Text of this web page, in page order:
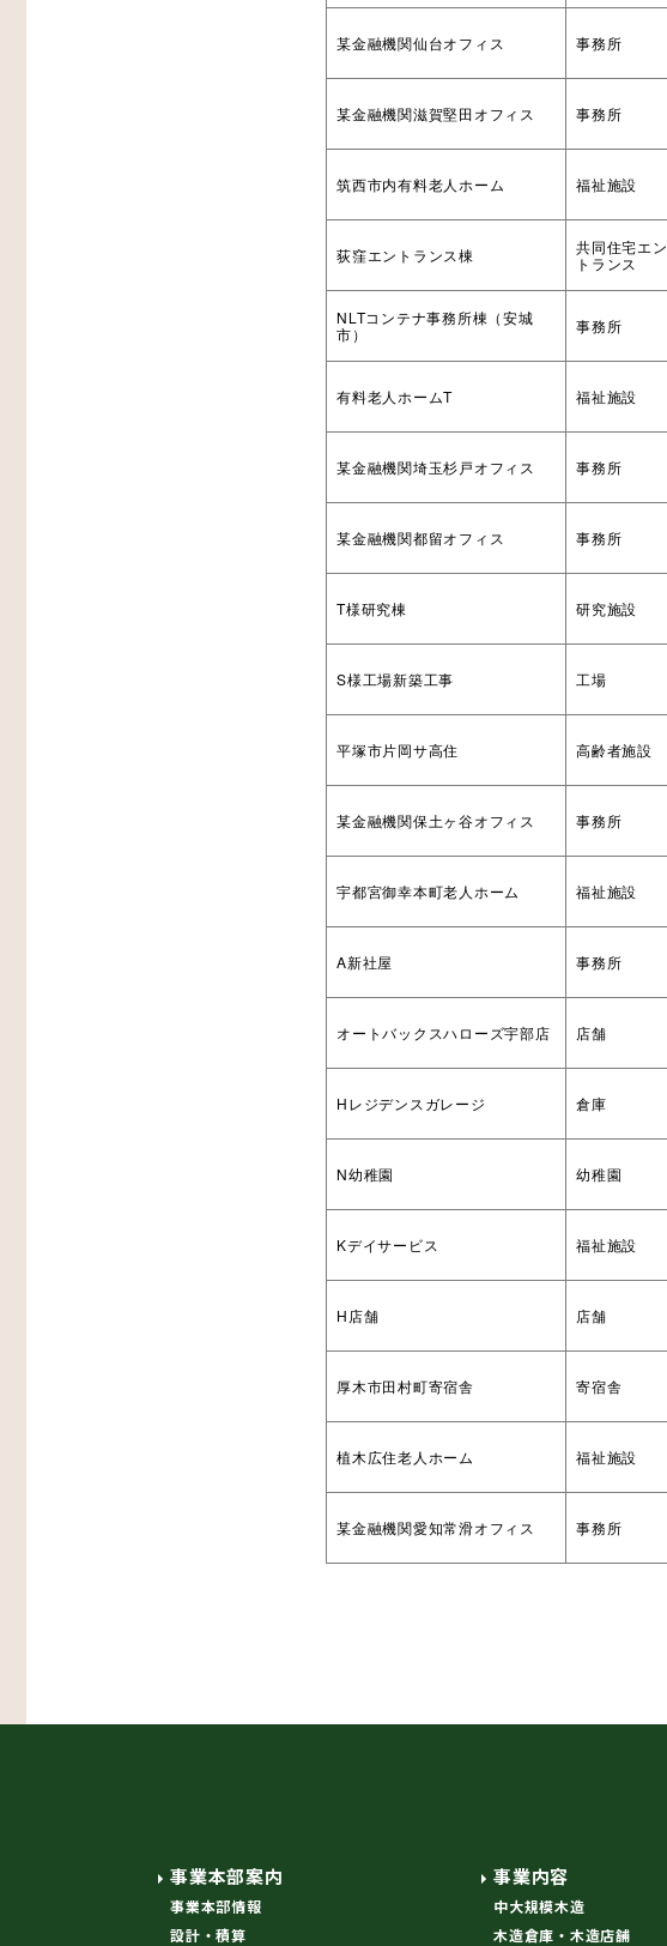
某金融機関仙台オフィス 事務所
某金融機関滋賀堅田オフィス 事務所
筑西市内有料老人ホーム 福祉施設
荻窪エントランス棟
共同住宅エン
トランス
NLTコンテナ事務所棟（安城
市）
事務所
有料老人ホームT 福祉施設
某金融機関埼玉杉戸オフィス 事務所
某金融機関都留オフィス 事務所
T様研究棟 研究施設
S様工場新築工事 工場
平塚市片岡サ高住 高齢者施設
某金融機関保土ヶ谷オフィス 事務所
宇都宮御幸本町老人ホーム 福祉施設
A新社屋 事務所
オートバックスハローズ宇部店 店舗
Hレジデンスガレージ 倉庫
N幼稚園 幼稚園
Kデイサービス 福祉施設
H店舗 店舗
厚木市田村町寄宿舎 寄宿舎
植木広住老人ホーム 福祉施設
某金融機関愛知常滑オフィス 事務所
事業本部案内
事業本部情報
設計・積算
事業内容
中大規模木造
木造倉庫・木造店舗